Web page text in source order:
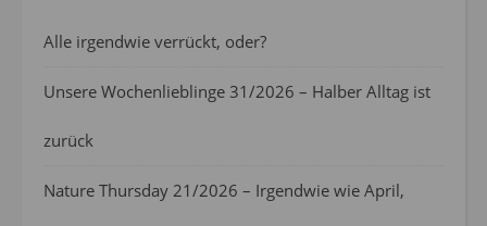
Alle irgendwie verrückt, oder?
Unsere Wochenlieblinge 31/2026 – Halber Alltag ist
zurück
Nature Thursday 21/2026 – Irgendwie wie April,